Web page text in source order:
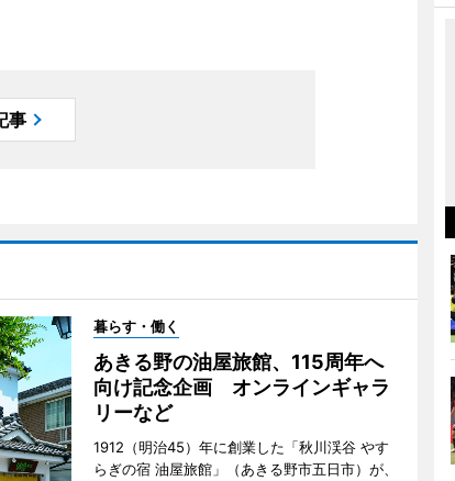
事
暮らす・働く
あきる野の油屋旅館、115周年へ
向け記念企画 オンラインギャラ
リーなど
1912（明治45）年に創業した「秋川渓谷 やす
らぎの宿 油屋旅館」（あきる野市五日市）が、